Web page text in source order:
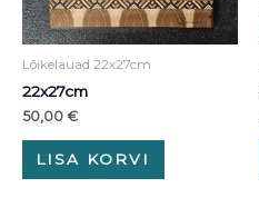
Lõikelauad 22x27cm
22x27cm
50,00 €
LISA KORVI